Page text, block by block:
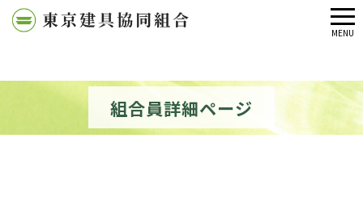
組合員詳細ページ
メ
ー
MENU